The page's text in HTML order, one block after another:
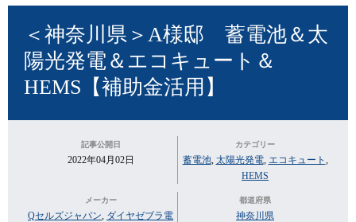
＜神奈川県＞A様邸 蓄電池＆太
陽光発電＆エコキュート＆
HEMS【補助金活用】
記事公開日
2022年04月02日
カテゴリー
蓄電池, 太陽光発電, エコキュート
HEMS
メーカー
Qセルズジャパン
ダイヤゼブラ電
都道府県
神奈川県